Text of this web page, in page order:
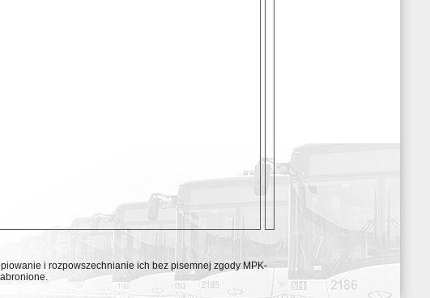
i rozpowszechnianie ich bez pisemnej zgody MPK-